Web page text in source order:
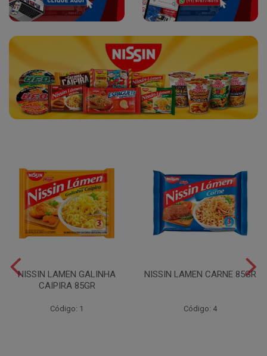
NISSIN LAMEN GALINHA
CAIPIRA 85GR
Código: 1
NISSIN LAMEN CARNE 85GR
Código: 4